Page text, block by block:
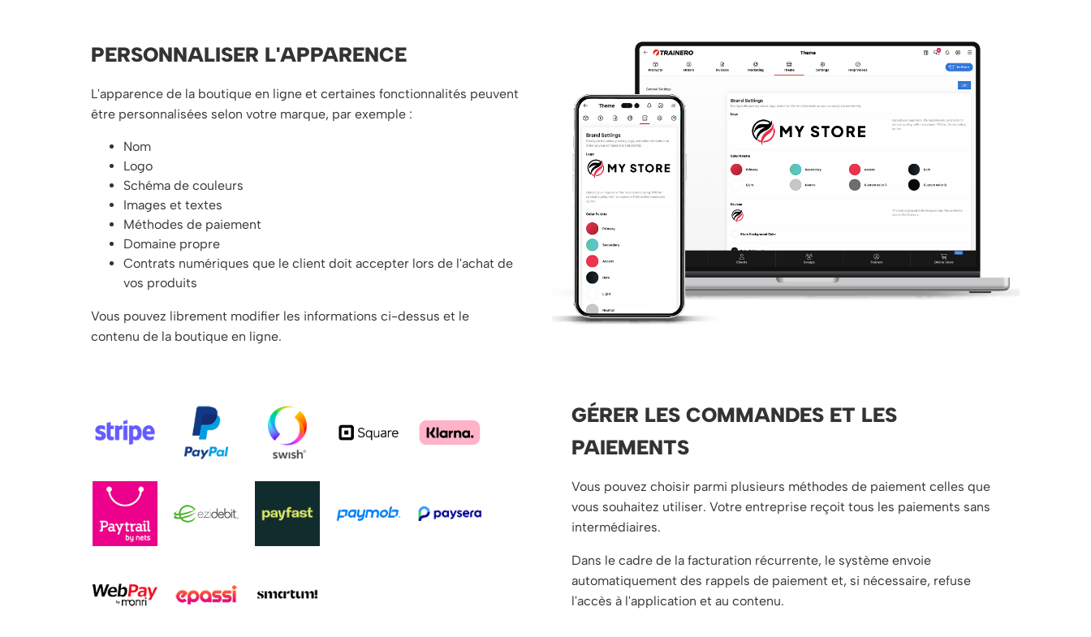
PERSONNALISER L'APPARENCE
L'apparence de la boutique en ligne et certaines fonctionnalités peuvent
être personnalisées selon votre marque, par exemple :
Nom
Logo
Schéma de couleurs
Images et textes
Méthodes de paiement
Domaine propre
Contrats numériques que le client doit accepter lors de l'achat de
vos produits
Vous pouvez librement modifier les informations ci-dessus et le
contenu de la boutique en ligne.
GÉRER LES COMMANDES ET LES
PAIEMENTS
Vous pouvez choisir parmi plusieurs méthodes de paiement celles que
vous souhaitez utiliser. Votre entreprise reçoit tous les paiements sans
intermédiaires.
Dans le cadre de la facturation récurrente, le système envoie
automatiquement des rappels de paiement et, si nécessaire, refuse
l'accès à l'application et au contenu.